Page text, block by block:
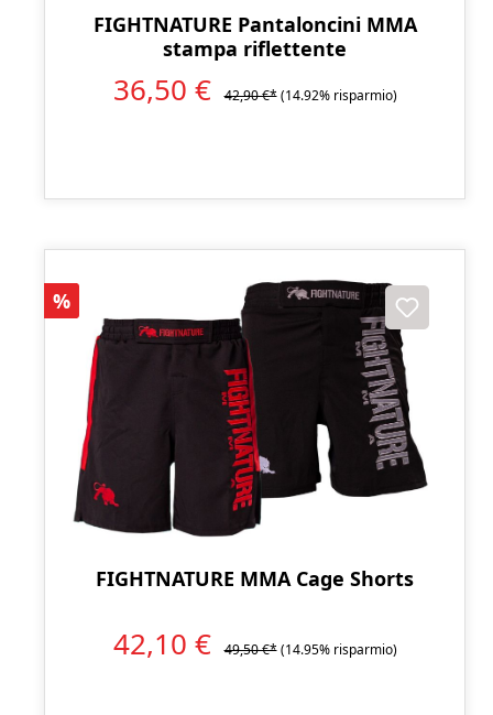
FIGHTNATURE Pantaloncini MMA
stampa riflettente
36,50 € 42,90 €* (14.92% risparmio)
Sconto
%
FIGHTNATURE MMA Cage Shorts
42,10 € 49,50 €* (14.95% risparmio)